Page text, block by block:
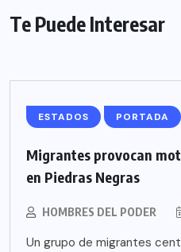
Te Puede Interesar
ESTADOS PORTADA
Migrantes provocan
en Piedras Negras
HOMBRES DEL PODER
Un grupo de migrantes